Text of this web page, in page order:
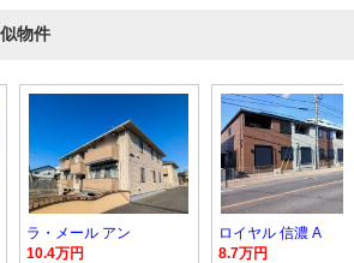
物件
ラ・メール アン
10.4万円
ロイヤル 信濃 A
8.7万円